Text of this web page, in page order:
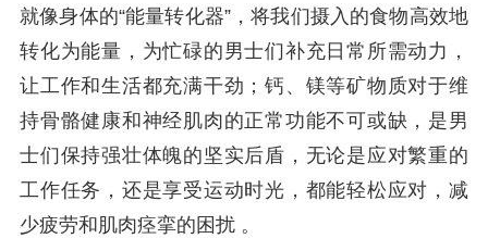
就像身体的“能量转化器”，将我们摄入的食物高效地
转化为能量，为忙碌的男士们补充日常所需动力，
让工作和生活都充满干劲；钙、镁等矿物质对于维
持骨骼健康和神经肌肉的正常功能不可或缺，是男
士们保持强壮体魄的坚实后盾，无论是应对繁重的
工作任务，还是享受运动时光，都能轻松应对，减
少疲劳和肌肉痉挛的困扰 。